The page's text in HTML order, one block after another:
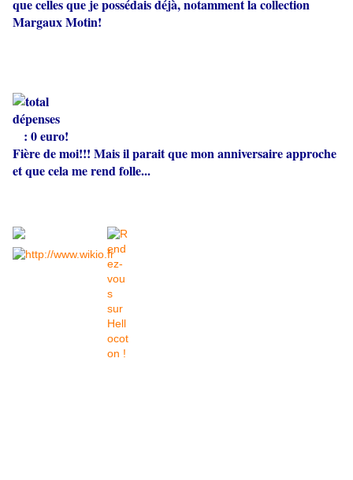
que celles que je possédais déjà, notamment la collection
Margaux Motin!
: 0 euro!
Fière de moi!!! Mais il parait que mon anniversaire approche
et que cela me rend folle...